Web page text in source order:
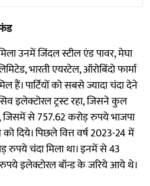
उनमें जिंदल स्टील एंड पावर, मेघा
भारती एयरटेल, ऑरोबिंदो फार्मा
हैं। पार्टियों को सबसे ज्यादा चंदा देने
इलेक्टोरल ट्रस्ट रहा, जिसने कुल
से 757.62 करोड़ रुपये भाजपा
दिये। पिछले वित्त वर्ष 2023-24 में
रुपये चंदा मिला था। इनमें से 43
इलेक्टोरल बॉन्ड के जरिये आये थे।